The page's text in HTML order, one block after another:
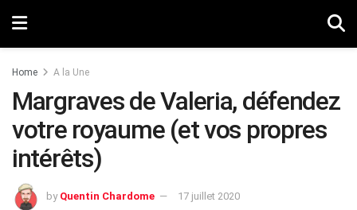
Home A la Une
Margraves de Valeria, défendez
votre royaume (et vos propres
intérêts)
by Quentin Chardome
17 juillet 2020